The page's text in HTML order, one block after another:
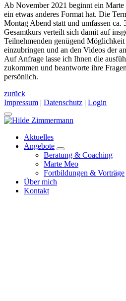
Ab November 2021 beginnt ein
ein etwas anderes Format hat. Die
Montag Abend statt und umfassen ca.
Gesamtkurs verteilt sich damit auf
Teilnehmenden genügend
einzubringen und an den Videos der
Auf Anfrage lasse ich Ihnen die
zukommen und beantworte ihre
persönlich.
zurück
Impressum | Datenschutz | Login
Aktuelles
Angebote
Beratung & Coaching
Marte Meo
Fortbildungen & Vorträge
Über mich
Kontakt